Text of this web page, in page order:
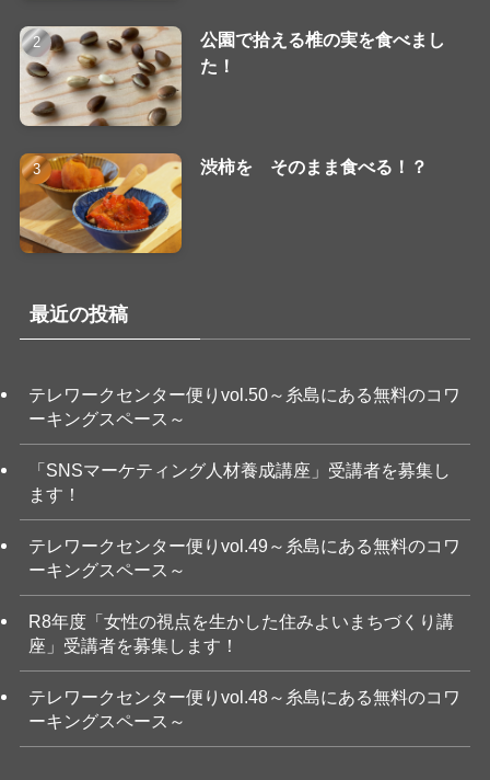
公園で拾える椎の実を食べまし
た！
渋柿を そのまま食べる！？
最近の投稿
テレワークセンター便りvol.50～糸島にある無料のコワ
ーキングスペース～
「SNSマーケティング人材養成講座」受講者を募集し
ます！
テレワークセンター便りvol.49～糸島にある無料のコワ
ーキングスペース～
R8年度「女性の視点を生かした住みよいまちづくり講
座」受講者を募集します！
テレワークセンター便りvol.48～糸島にある無料のコワ
ーキングスペース～